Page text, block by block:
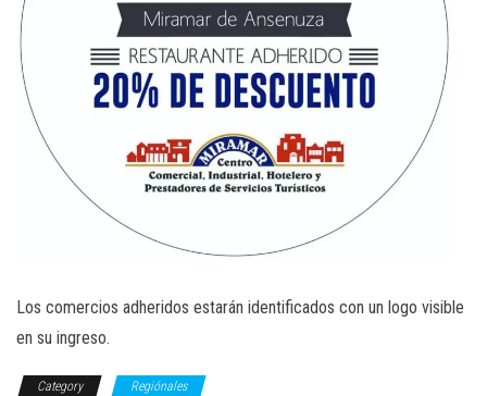
Los comercios adheridos estarán identificados con un logo visible
en su ingreso.
Category Regiónales